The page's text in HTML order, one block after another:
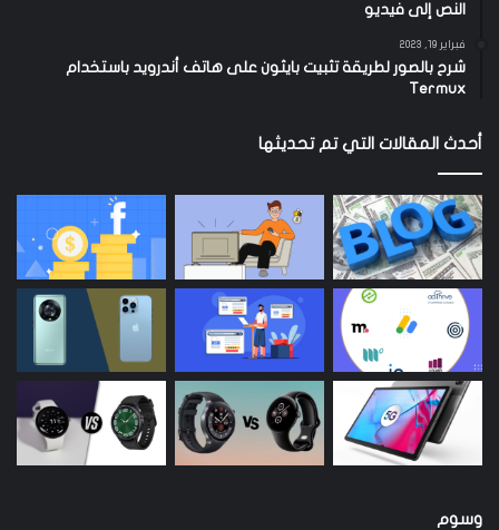
النص إلى فيديو
فبراير 19, 2023
شرح بالصور لطريقة تثبيت بايثون على هاتف أندرويد باستخدام
Termux
أحدث المقالات التي تم تحديثها
وسوم